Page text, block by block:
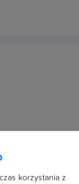
korzystania z